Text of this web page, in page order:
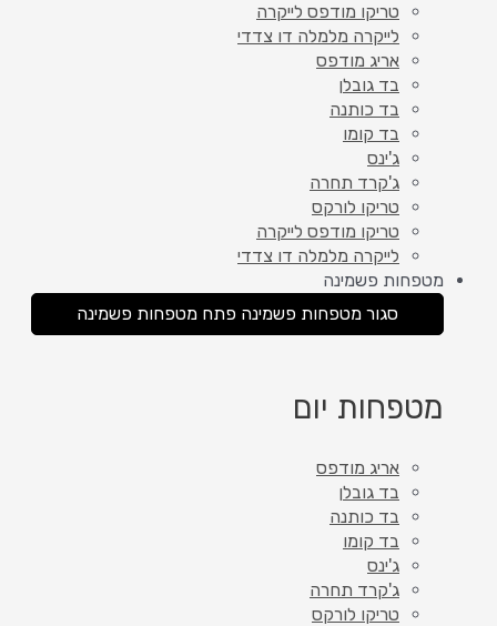
טריקו מודפס לייקרה
לייקרה מלמלה דו צדדי
אריג מודפס
בד גובלן
בד כותנה
בד קומו
ג'ינס
ג'קרד תחרה
טריקו לורקס
טריקו מודפס לייקרה
לייקרה מלמלה דו צדדי
מטפחות פשמינה
סגור מטפחות פשמינה פתח מטפחות פשמינה
מטפחות יום
אריג מודפס
בד גובלן
בד כותנה
בד קומו
ג'ינס
ג'קרד תחרה
טריקו לורקס